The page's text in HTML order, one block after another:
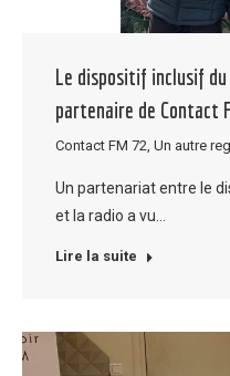
Le dispositif inclusif du
partenaire de Contact
Contact FM 72 Un autre
Un partenariat entre le
et la radio a vu…
Lire la suite